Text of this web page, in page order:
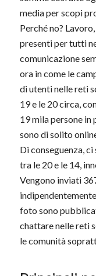
media per scopi
Perché no?
presenti per tutti
comunicazione
ora in come le
di utenti nelle reti
19 e le 20 circa,
19 mila persone in
sono di solito
Di conseguenza,
tra le 20 e le 14,
Vengono inviati
foto sono
chattare nelle reti
le comunità